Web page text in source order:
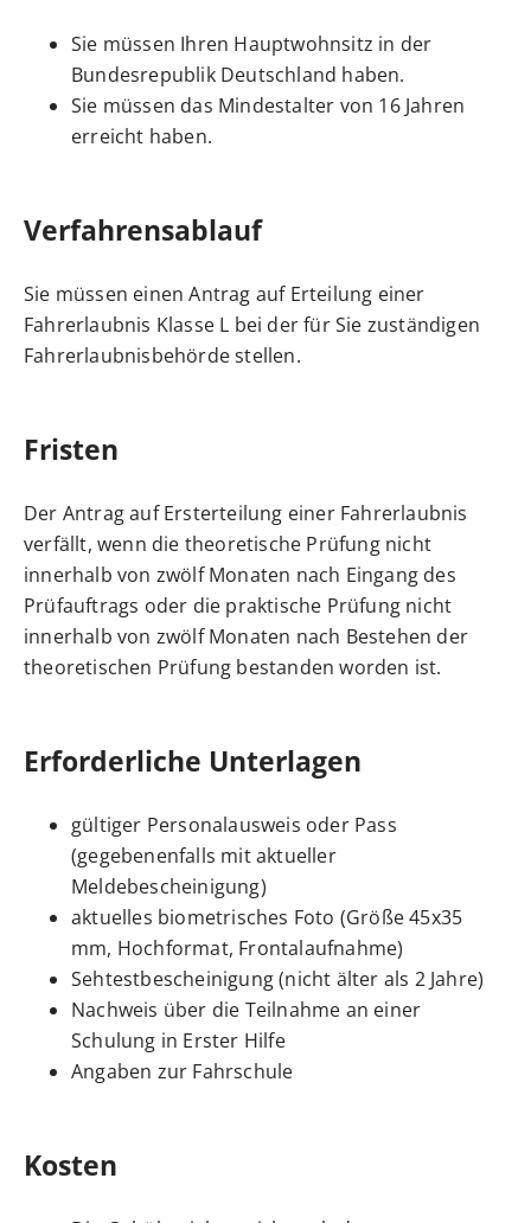
Sie müssen Ihren Hauptwohnsitz in der
Bundesrepublik Deutschland haben.
Sie müssen das Mindestalter von 16 Jahren
erreicht haben.
Verfahrensablauf
Sie müssen einen Antrag auf Erteilung einer
Fahrerlaubnis Klasse L bei der für Sie zuständigen
Fahrerlaubnisbehörde stellen.
Fristen
Der Antrag auf Ersterteilung einer Fahrerlaubnis
verfällt, wenn die theoretische Prüfung nicht
innerhalb von zwölf Monaten nach Eingang des
Prüfauftrags oder die praktische Prüfung nicht
innerhalb von zwölf Monaten nach Bestehen der
theoretischen Prüfung bestanden worden ist.
Erforderliche Unterlagen
gültiger Personalausweis oder Pass
(gegebenenfalls mit aktueller
Meldebescheinigung)
aktuelles biometrisches Foto (Größe 45x35
mm, Hochformat, Frontalaufnahme)
Sehtestbescheinigung (nicht älter als 2 Jahre)
Nachweis über die Teilnahme an einer
Schulung in Erster Hilfe
Angaben zur Fahrschule
Kosten